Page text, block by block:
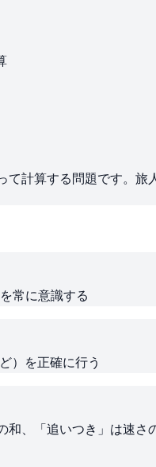
て計算する問題です。旅
常に意識する
）を正確に行う
和、「追いつき」は速さ